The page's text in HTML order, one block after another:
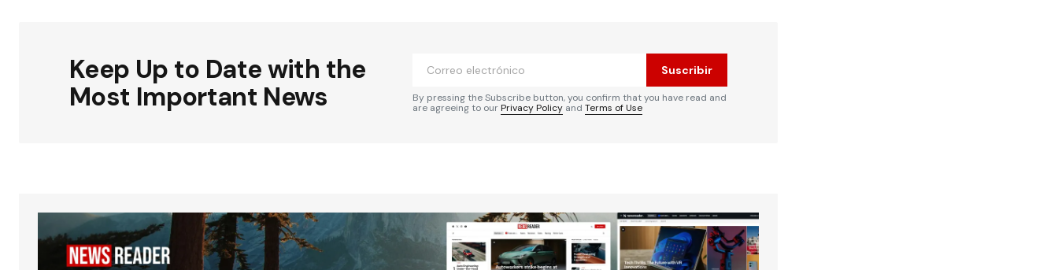
Keep Up to Date with the
Most Important News
Suscribir
By pressing the Subscribe button, you confirm that you have read and
are agreeing to ourPrivacy Policy and Terms of Use